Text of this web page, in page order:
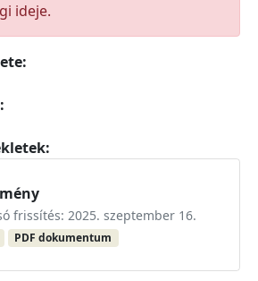
ideje.
frissítés: 2025. szeptember 16.
PDF dokumentum